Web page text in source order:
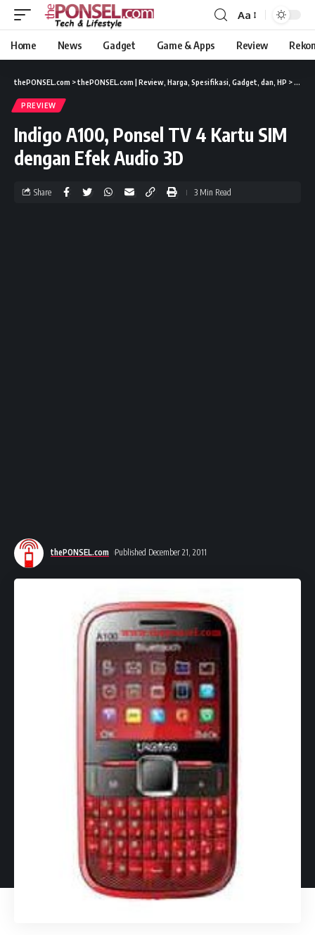
Aa
Home News Gadget Game & Apps Review
thePONSEL.com >thePONSEL.com | Review, Harga, Spesifikasi, Gadget, dan, HP >
PREVIEW
Indigo A100, Ponsel TV 4 Kartu SIM
dengan Efek Audio 3D
thePONSEL.com Published December 21, 2011
Share 3 Min Read